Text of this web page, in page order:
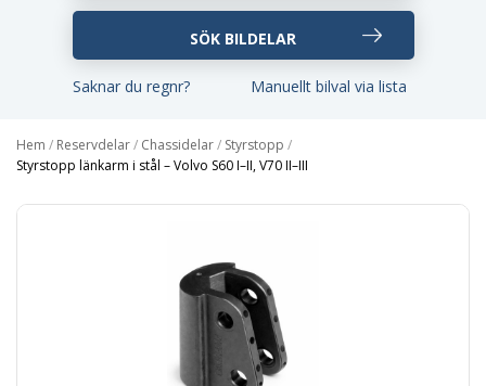
Saknar du regnr? Manuellt bilval via lista
Hem / Reservdelar/ Chassidelar/ Styrstopp /
Styrstopp länkarm i stål – Volvo S60 I–II, V70 II–III